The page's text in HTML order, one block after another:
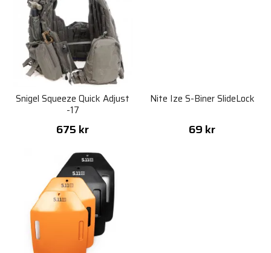
Snigel Squeeze Quick Adjust
-17
675 kr
Nite Ize S-Biner SlideLock
69 kr